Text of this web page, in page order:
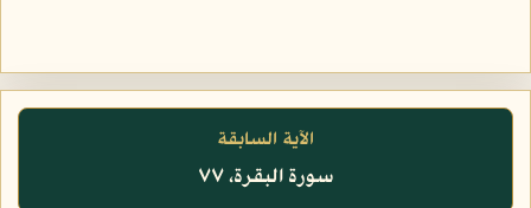
الآية السابقة
سورة البقرة، ٧٧